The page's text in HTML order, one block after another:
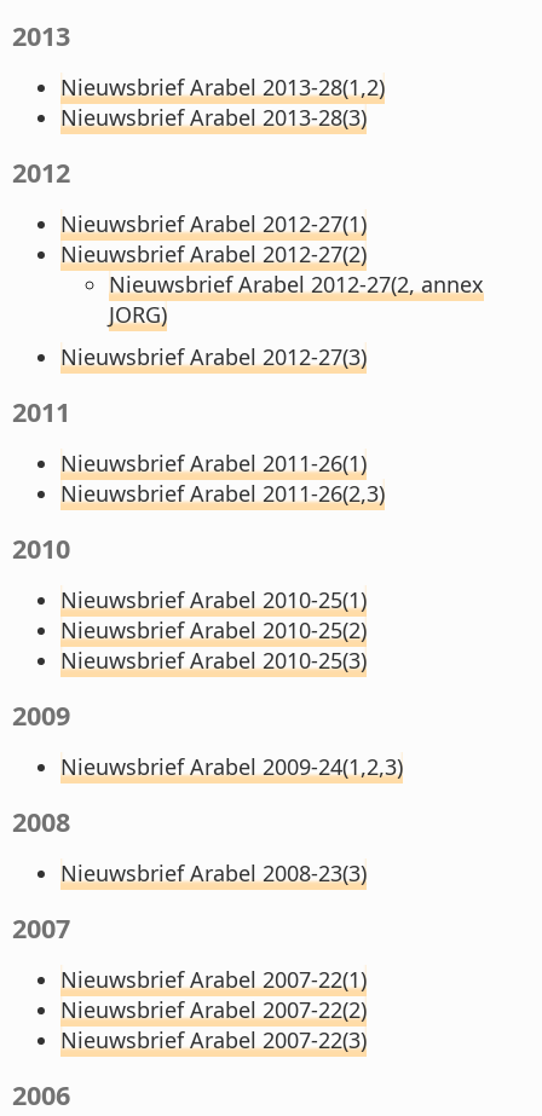
2013
Nieuwsbrief Arabel 2013-28(1,2)
Nieuwsbrief Arabel 2013-28(3)
2012
Nieuwsbrief Arabel 2012-27(1)
Nieuwsbrief Arabel 2012-27(2)
Nieuwsbrief Arabel 2012-27(2, annex
JORG)
Nieuwsbrief Arabel 2012-27(3)
2011
Nieuwsbrief Arabel 2011-26(1)
Nieuwsbrief Arabel 2011-26(2,3)
2010
Nieuwsbrief Arabel 2010-25(1)
Nieuwsbrief Arabel 2010-25(2)
Nieuwsbrief Arabel 2010-25(3)
2009
Nieuwsbrief Arabel 2009-24(1,2,3)
2008
Nieuwsbrief Arabel 2008-23(3)
2007
Nieuwsbrief Arabel 2007-22(1)
Nieuwsbrief Arabel 2007-22(2)
Nieuwsbrief Arabel 2007-22(3)
2006